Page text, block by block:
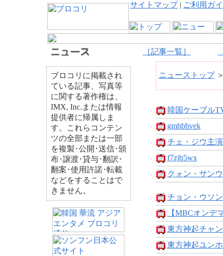
サイトマップ| ご利用ガ
［記事一覧］
ブロコリに掲載され
ている記事、写真等
に関する著作権は、
IMX, Inc.または情報
提供者に帰属しま
す。これらコンテン
ツの全部または一部
を複製･公開･送信･頒
布･譲渡･貸与･翻訳･
翻案･使用許諾･転載
などをすることはで
きません。
ニューストップ
韓国ケーブル
gmhbhvek
チェ・ジウ主
f7zjb5wx
クォン・サン
チョン・ウソ
【MBCオンデ
東方神起チャ
東方神起ユン